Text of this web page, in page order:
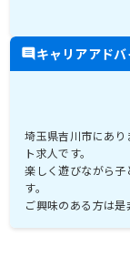
キャリアアド
埼玉県吉川市にあ
ト求人です。
楽しく遊びながら
す。